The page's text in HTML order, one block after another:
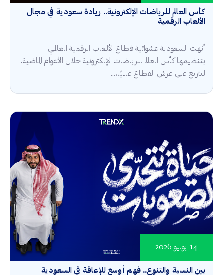
كأس العالم للرياضات الإلكترونية.. ريادة سعودية في مجال
الألعاب الرقمية
أنهت السعودية عشوائية قطاع الألعاب الرقمية العالمي
بتنظيمها كأس العالم للرياضات الإلكترونية خلال الأعوام الماضية،
لتتربع على عرش القطاع عالميًا،...
بين النسبة والتنوع.. فهم أوسع للإعاقة في السعودية
14 يوليو 2026